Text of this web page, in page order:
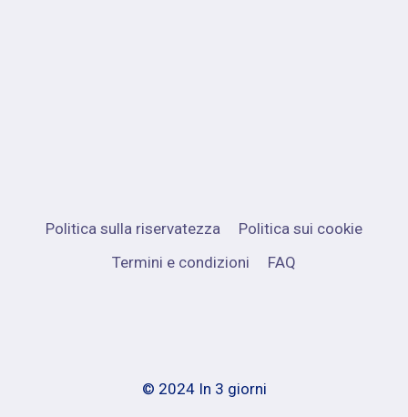
Politica sulla riservatezza
Politica sui cookie
Termini e condizioni
FAQ
© 2024 In 3 giorni